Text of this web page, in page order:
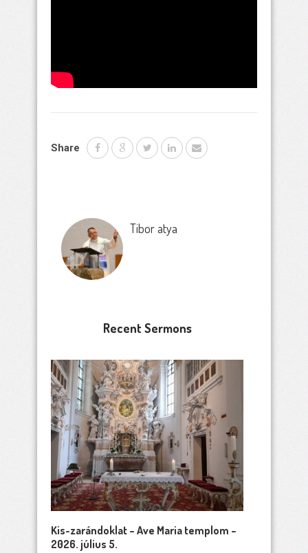
Share
Tibor atya
Recent Sermons
Kis-zarándoklat – Ave Maria templom –
2026. július 5.